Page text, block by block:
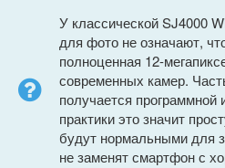
У классической SJ4000
для фото не означают,
полноценная 12-
современных камер.
получается программной
практики это значит
будут нормальными для
не заменят смартфон с